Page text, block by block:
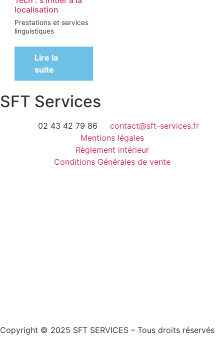
localisation
Prestations et services
linguistiques
Lire la
suite
SFT Services
02 43 42 79 86
contact@sft-services.fr
Mentions légales
Règlement intérieur
Conditions Générales de vente
Copyright © 2025 SFT SERVICES – Tous droits réservés